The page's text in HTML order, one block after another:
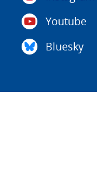
Youtube
Bluesky